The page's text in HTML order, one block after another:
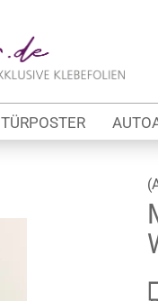
Lieferland
E-
TÜRPOSTER